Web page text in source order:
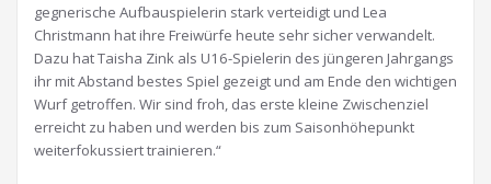
gegnerische Aufbauspielerin stark verteidigt und Lea
Christmann hat ihre Freiwürfe heute sehr sicher verwandelt.
Dazu hat Taisha Zink als U16-Spielerin des jüngeren Jahrgangs
ihr mit Abstand bestes Spiel gezeigt und am Ende den wichtigen
Wurf getroffen. Wir sind froh, das erste kleine Zwischenziel
erreicht zu haben und werden bis zum Saisonhöhepunkt
weiterfokussiert trainieren.“